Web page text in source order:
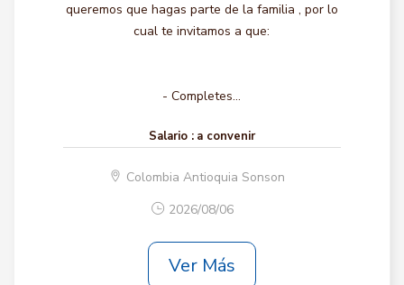
queremos que hagas parte de la familia , por lo
cual te invitamos a que:
- Completes...
Salario : a convenir
Colombia Antioquia Sonson
2026/08/06
Ver Más